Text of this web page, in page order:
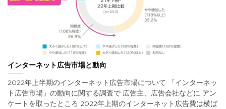
インターネット広告市場と動向
2022年上半期のインターネット広告市場について 「インターネッ
ト広告市場」の動向に関する調査で 広告主、広告会社などに アン
ケートを取ったところ 2022年上期のインターネット広告費は横ば